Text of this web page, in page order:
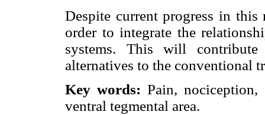
Despite current progress in this
order to integrate the
systems. This will
alternatives to the conventional
Key words: Pain,
ventral tegmental area.